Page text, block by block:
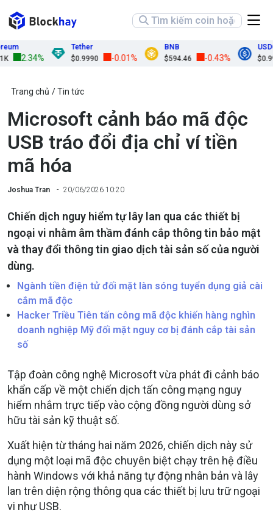
2.34%
Tether
$0.9990
-0.01%
BNB
$594.46
-0.43%
USDC
$0.9999
Trang chủ Tin tức
Microsoft cảnh báo mã độc
USB tráo đổi địa chỉ ví tiền
mã hóa
Joshua Tran 20/06/2026 10:20
Chiến dịch nguy hiểm tự lây lan qua các thiết bị
ngoại vi nhằm âm thầm đánh cắp thông tin bảo mật
và thay đổi thông tin giao dịch tài sản số của người
dùng.
Ngành tiền điện tử đối mặt làn sóng tuyển dụng giả cài
cắm mã độc
Hacker Triều Tiên tấn công mã độc khiến hàng nghìn
doanh nghiệp Mỹ đối mặt nguy cơ bị đánh cắp tài sản
số
Tập đoàn công nghệ Microsoft vừa phát đi cảnh báo
khẩn cấp về một chiến dịch tấn công mạng nguy
hiểm nhắm trực tiếp vào cộng đồng người dùng sở
hữu tài sản kỹ thuật số.
Xuất hiện từ tháng hai năm 2026, chiến dịch này sử
dụng một loại mã độc chuyên biệt chạy trên hệ điều
hành Windows với khả năng tự động nhân bản và lây
lan trên diện rộng thông qua các thiết bị lưu trữ ngoại
vi như USB.